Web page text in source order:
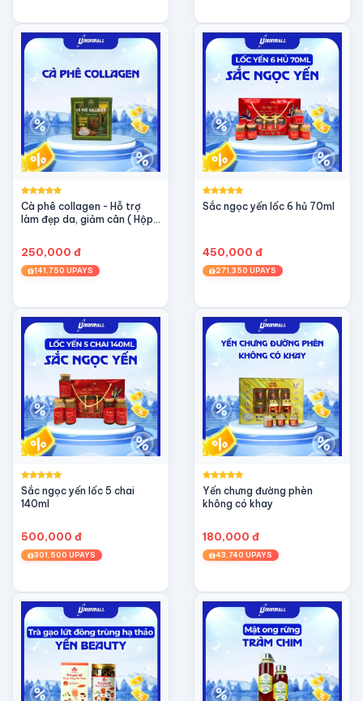
Cà phê collagen - Hỗ trợ
làm đẹp da, giảm cân ( Hộp
250,000 đ
141,750 UPAYS
Sắc ngọc yến lốc 6 hủ 70ml
450,000 đ
271,350 UPAYS
Sắc ngọc yến lốc 5 chai
140ml
500,000 đ
301,500 UPAYS
Yến chưng đường phèn
không có khay
180,000 đ
43,740 UPAYS